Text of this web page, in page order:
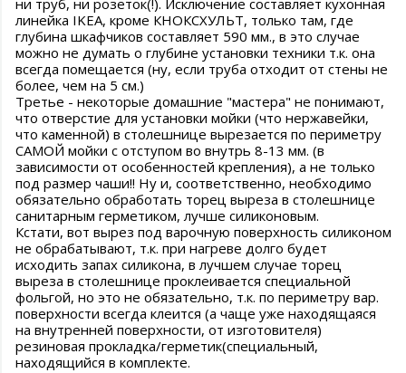
ни труб, ни розеток(!). Исключение составляет кухонная
линейка IKEA, кроме КНОКСХУЛЬТ, только там, где
глубина шкафчиков составляет 590 мм., в это случае
можно не думать о глубине установки техники т.к. она
всегда помещается (ну, если труба отходит от стены не
более, чем на 5 см.)
Третье - некоторые домашние "мастера" не понимают,
что отверстие для установки мойки (что нержавейки,
что каменной) в столешнице вырезается по периметру
САМОЙ мойки с отступом во внутрь 8-13 мм. (в
зависимости от особенностей крепления), а не только
под размер чаши!! Ну и, соответственно, необходимо
обязательно обработать торец выреза в столешнице
санитарным герметиком, лучше силиконовым.
Кстати, вот вырез под варочную поверхность силиконом
не обрабатывают, т.к. при нагреве долго будет
исходить запах силикона, в лучшем случае торец
выреза в столешнице проклеивается специальной
фольгой, но это не обязательно, т.к. по периметру вар.
поверхности всегда клеится (а чаще уже находящаяся
на внутренней поверхности, от изготовителя)
резиновая прокладка/герметик(специальный,
находящийся в комплекте.